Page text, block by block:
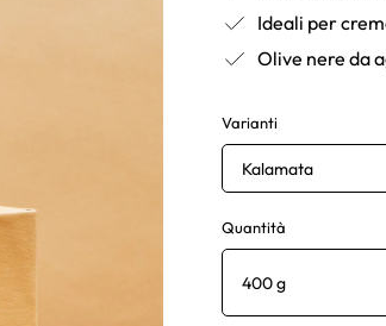
Ideali per
Olive nere da
Varianti
Kalamata
Quantità
400 g